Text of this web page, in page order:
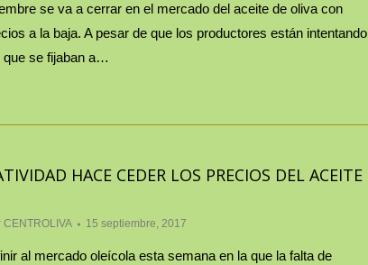
se va a cerrar en el mercado del aceite de oliva con
a la baja. A pesar de que los productores están intentando
que se fijaban a…
HACE CEDER LOS PRECIOS DEL ACEITE
CENTROLIVA 15 septiembre, 2017
al mercado oleícola esta semana en la que la falta de